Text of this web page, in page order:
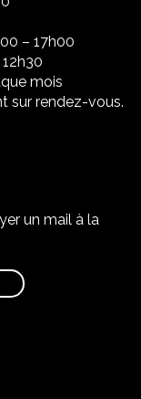
– 17h00
mois
sur rendez-vous.
un mail à la